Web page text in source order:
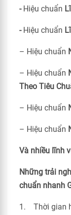
- Hiệu chuẩn
-Hiệu chuẩn
– Hiệu chuẩn
– Hiệu chuẩn
Theo Tiêu
– Hiệu chuẩn
– Hiệu chuẩn
Và nhiều lĩnh
Những trải
chuẩn nhanh
1. Thời gian